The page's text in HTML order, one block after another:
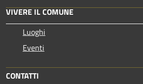
VIVERE IL COMUNE
Luoghi
Eventi
CONTATTI